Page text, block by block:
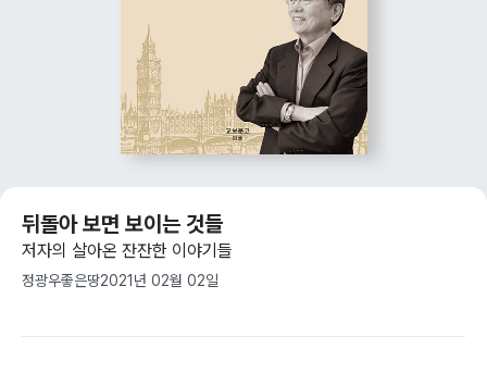
뒤돌아 보면 보이는 것들
저자의 살아온 잔잔한 이야기들
정광우좋은땅2021년 02월 02일